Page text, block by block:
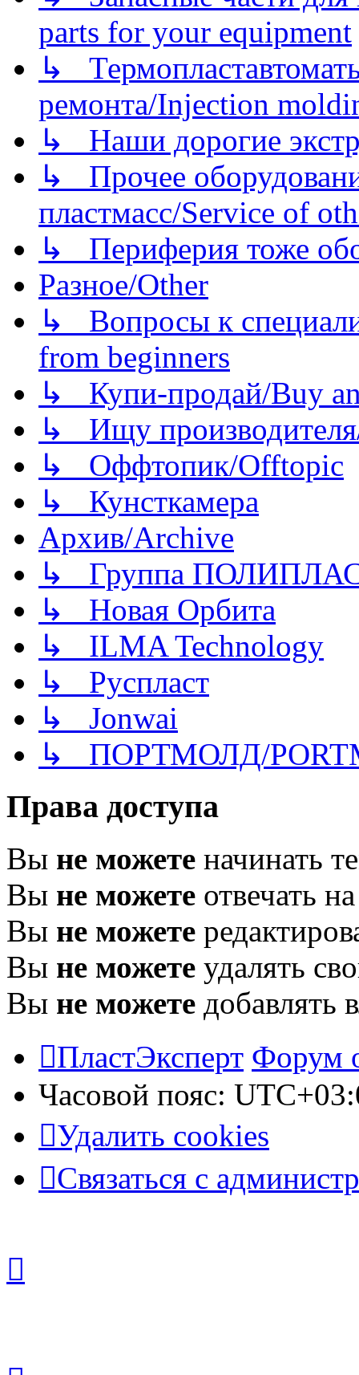
parts for your equipment
↳
ремонта/Injection
↳ Наши дорогие
↳ Прочее
пластмасс/Service of
↳ Периферия тоже
Разное/Other
↳ Вопросы к
from beginners
↳ Купи-продай/Buy
↳ Ищу
↳ Оффтопик/Offtopic
↳ Кунсткамера
Архив/Archive
↳ Группа
↳ Новая Орбита
↳ ILMA Technology
↳ Руспласт
↳ Jonwai
↳ ПОРТМОЛД/
Права доступа
Вы не можете начинать
Вы не можете отвечать
Вы не можете
Вы не можете удалять
Вы не можете добавлять
ПластЭксперт Форум
Часовой пояс:
Удалить cookies
Связаться с